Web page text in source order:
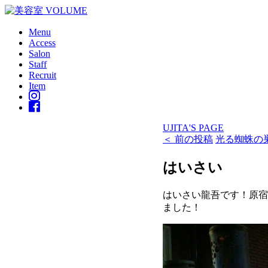
Menu
Access
Salon
Staff
Recruit
Item
UJITA'S PAGE
＜ 前の投稿 光る蜘蛛の
はいさい
はいさい龍吾です！原
ました！